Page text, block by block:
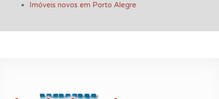
Imóveis novos em Porto Alegre